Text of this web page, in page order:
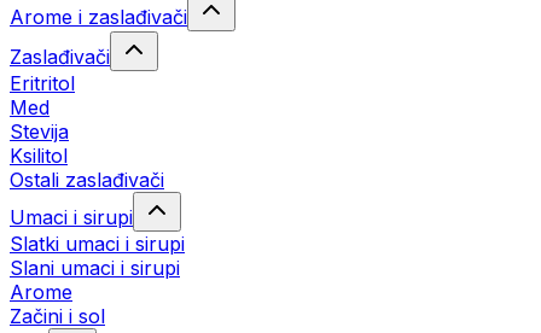
Arome i zaslađivači
Zaslađivači
Eritritol
Med
Stevija
Ksilitol
Ostali zaslađivači
Umaci i sirupi
Slatki umaci i sirupi
Slani umaci i sirupi
Arome
Začini i sol